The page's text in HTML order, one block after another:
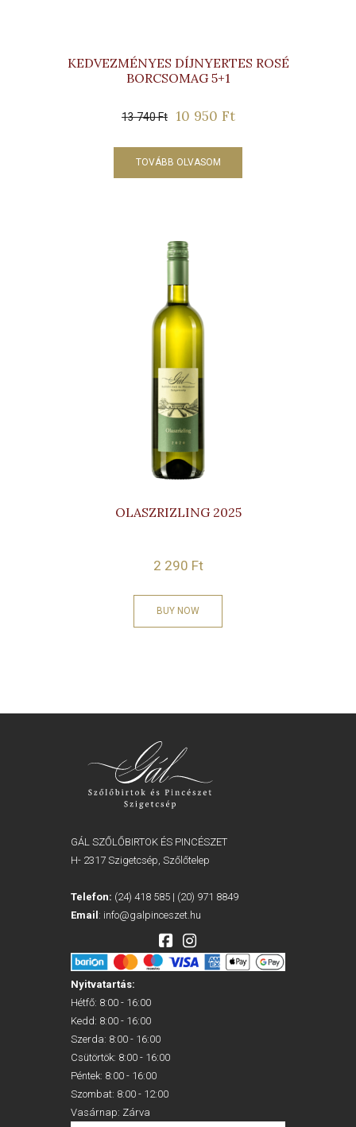
KEDVEZMÉNYES DÍJNYERTES ROSÉ
BORCSOMAG 5+1
13 740Ft
Original
10 950 FtCurrent
TOVÁBB OLVASOM
OLASZRIZLING 2025
2 290 Ft
BUY NOW
GÁL SZŐLŐBIRTOK ÉS PINCÉSZET
H- 2317 Szigetcsép, Szőlőtelep
Telefon: (24) 418 585 | (20) 971 8849
Email : info@galpinceszet.hu
Nyitvatartás:
Hétfő: 8:00 - 16:00
Kedd: 8:00 - 16:00
Szerda: 8:00 - 16:00
Csütörtök: 8:00 - 16:00
Péntek: 8:00 - 16:00
Szombat: 8:00 - 12:00
Vasárnap: Zárva